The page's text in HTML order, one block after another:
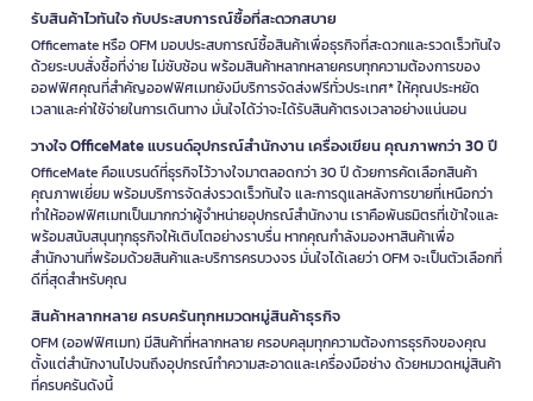
รับสินค้าไวทันใจ กับประสบการณ์ซื้อที่สะดวกสบาย
Officemate หรือ OFM มอบประสบการณ์ซื้อสินค้าเพื่อธุรกิจที่สะดวกและรวดเร็วทันใจ
ด้วยระบบสั่งซื้อที่ง่าย ไม่ซับซ้อน พร้อมสินค้าหลากหลายครบทุกความต้องการของ
ออฟฟิศคุณที่สำคัญออฟฟิศเมทยังมีบริการจัดส่งฟรีทั่วประเทศ* ให้คุณประหยัด
เวลาและค่าใช้จ่ายในการเดินทาง มั่นใจได้ว่าจะได้รับสินค้าตรงเวลาอย่างแน่นอน
วางใจ OfficeMate แบรนด์อุปกรณ์สำนักงาน เครื่องเขียน คุณภาพกว่า 30 ปี
OfficeMate คือแบรนด์ที่ธุรกิจไว้วางใจมาตลอดกว่า 30 ปี ด้วยการคัดเลือกสินค้า
คุณภาพเยี่ยม พร้อมบริการจัดส่งรวดเร็วทันใจ และการดูแลหลังการขายที่เหนือกว่า
ทำให้ออฟฟิศเมทเป็นมากกว่าผู้จำหน่ายอุปกรณ์สำนักงาน เราคือพันธมิตรที่เข้าใจและ
พร้อมสนับสนุนทุกธุรกิจให้เติบโตอย่างราบรื่น หากคุณกำลังมองหาสินค้าเพื่อ
สำนักงานที่พร้อมด้วยสินค้าและบริการครบวงจร มั่นใจได้เลยว่า OFM จะเป็นตัวเลือกที่
ดีที่สุดสำหรับคุณ
สินค้าหลากหลาย ครบครันทุกหมวดหมู่สินค้าธุรกิจ
OFM (ออฟฟิศเมท) มีสินค้าที่หลากหลาย ครอบคลุมทุกความต้องการธุรกิจของคุณ
ตั้งแต่สำนักงานไปจนถึงอุปกรณ์ทำความสะอาดและเครื่องมือช่าง ด้วยหมวดหมู่สินค้า
ที่ครบครันดังนี้